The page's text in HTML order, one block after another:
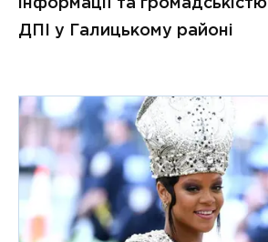
інформації та громадськістю
ДПІ у Галицькому районі